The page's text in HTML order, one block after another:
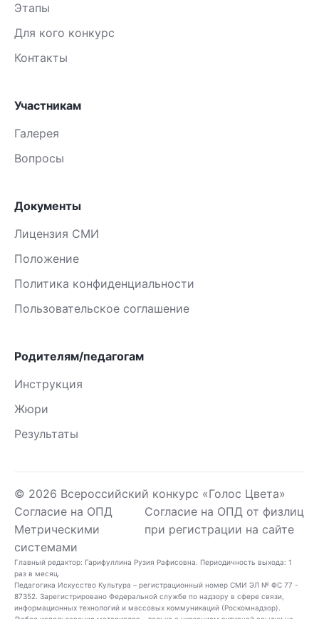
Этапы
Для кого конкурс
Контакты
Участникам
Галерея
Вопросы
Документы
Лицензия СМИ
Положение
Политика конфиденциальности
Пользовательское соглашение
Родителям/педагогам
Инструкция
Жюри
Результаты
© 2026 Всероссийский конкурс «Голос Цвета»
Согласие на ОПД
Метрическими
системами
Согласие на ОПД от физлиц
при регистрации на сайте
Главный редактор: Гарифуллина Рузия Рафисовна. Периодичность выхода: 1
раз в месяц.
Педагогика Искусство Культура – регистрационный номер СМИ ЭЛ № ФС 77 -
87352. Зарегистрировано Федеральной службе по надзору в сфере связи,
информационных технологий и массовых коммуникаций (Роскомнадзор).